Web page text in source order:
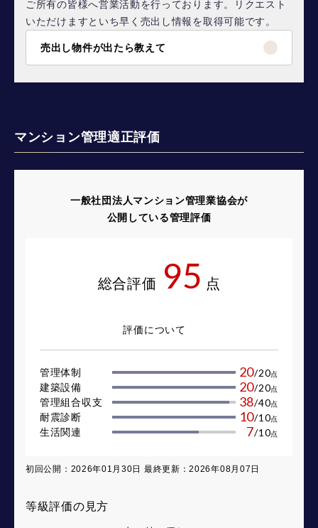
ご所有の皆様へ営業活動を行っております。リクエスト
いただけますといち早く売出し情報を取得可能です。
売出し物件が出たら教えて
マンション管理適正評価
一般社団法人マンション管理業協会が
公開している管理評価
総合評価 95 点
評価について
管理体制 20/20点
建築設備 20/20点
管理組合収支 38/40点
耐震診断 10/10点
生活関連 7/10点
初回公開：2026年01月30日 最終更新：2026年08月07日
等級評価の見方